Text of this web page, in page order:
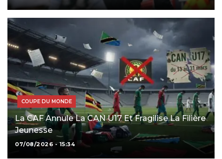
COUPE DU MONDE
La CAF Annule La CAN U17 Et Fragilise La Filière
Jeunesse
07/08/2026 - 15:34